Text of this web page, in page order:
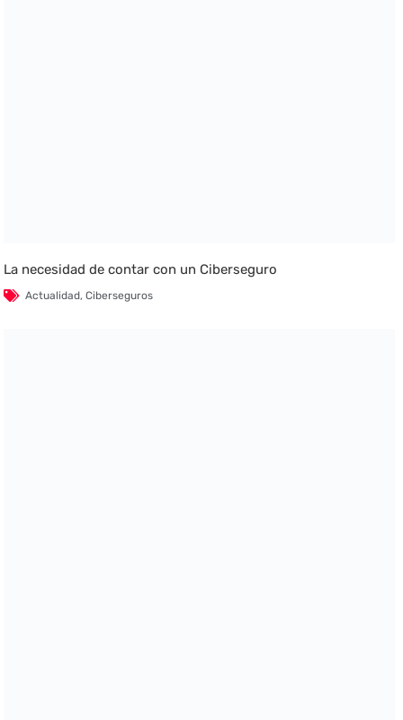
La necesidad de contar con un Ciberseguro
Actualidad,Ciberseguros